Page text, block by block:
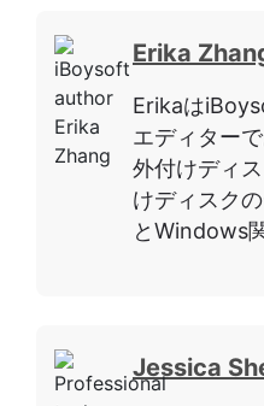
Erika
Erikaは
エディター
外付けディ
けディスク
とWindows
Jessica